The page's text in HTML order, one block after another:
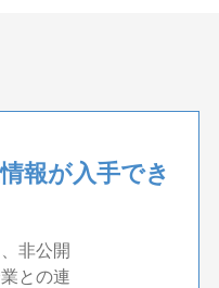
報が入手でき
非公開
との連